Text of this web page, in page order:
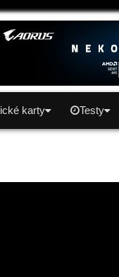
karty Testy